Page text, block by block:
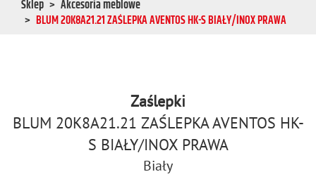
Sklep
Akcesoria meblowe
BLUM 20K8A21.21 ZAŚLEPKA AVENTOS HK-S BIAŁY/INOX PRAWA
Zaślepki
BLUM 20K8A21.21 ZAŚLEPKA AVENTOS HK-
S BIAŁY/INOX PRAWA
Biały